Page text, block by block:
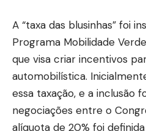
A “taxa das blusinhas” foi
Programa Mobilidade
que visa criar incentivos
automobilística.
essa taxação, e a inclusão
negociações entre o
alíquota de 20% foi